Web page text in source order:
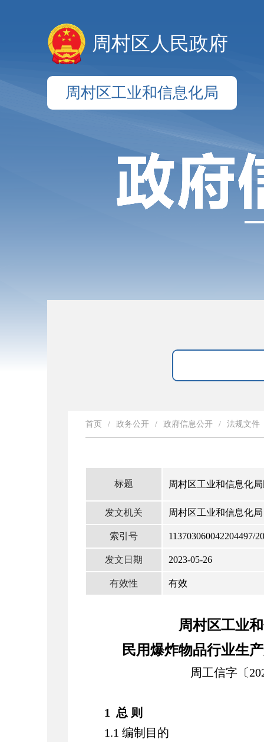
周村区人民政府
周村区工业和信息化局
首页 / 政务公开 / 政府信息公开 / 法规文件
标题 周村区工业和信息化
发文机关 周村区工业和信息化局
索引号 113703060042204497/
发文日期 2023-05-26
有效性 有效
周村区工业
民用爆炸物品行业生
周工信字〔
1 总 则
1.1 编制目的